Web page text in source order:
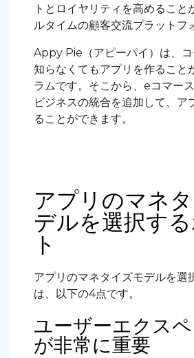
トとロイヤリティを高めること
ルタイムの顧客交流プラットフ
Appy Pie（アピーパイ）は、
知らなくてもアプリを作ること
ラムです。そこから、eコマー
ビジネスの統合を追加して、ア
ることができます。
アプリのマネ
デルを選択す
ト
アプリのマネタイズモデルを選
は、以下の4点です。
ユーザーエクス
が非常に重要